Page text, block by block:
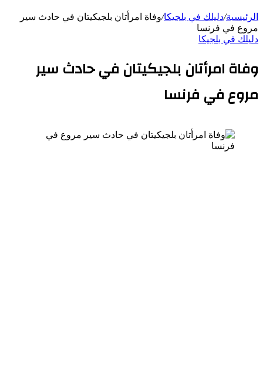
الرئيسية/دليلك في بلجيكا/وفاة امرأتان بلجيكيتان في حادث سير
مروع في فرنسا
دليلك في بلجيكا
وفاة امرأتان بلجيكيتان في حادث سير
مروع في فرنسا